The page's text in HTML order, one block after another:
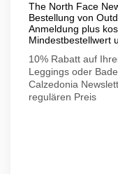
The North Face
Bestellung von
Anmeldung plus
Mindestbestellwert
10% Rabatt auf
Leggings oder
Calzedonia
regulären Preis